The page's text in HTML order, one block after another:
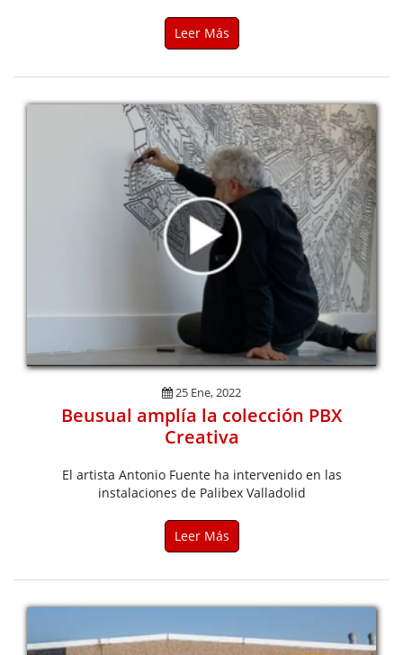
Leer Más
25 Ene, 2022
Beusual amplía la colección PBX
Creativa
El artista Antonio Fuente ha intervenido en las
instalaciones de Palibex Valladolid
Leer Más